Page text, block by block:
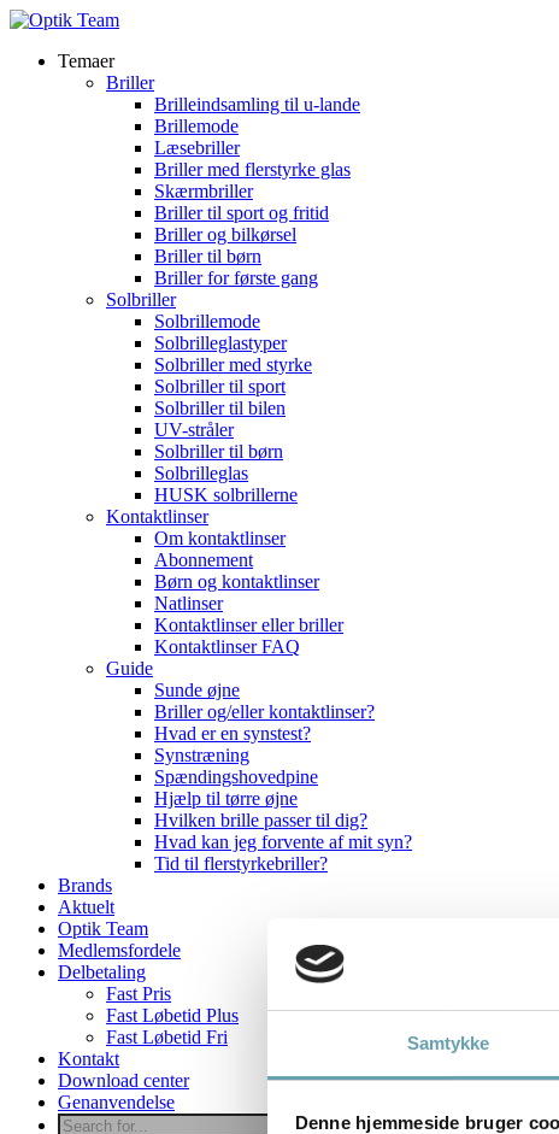
Samtykke
Denne hjemmeside bruger
Temaer
Briller
Brilleindsamling til u-lande
Brillemode
Læsebriller
Briller med flerstyrke glas
Skærmbriller
Briller til sport og fritid
Briller og bilkørsel
Briller til børn
Briller for første gang
Solbriller
Solbrillemode
Solbrilleglastyper
Solbriller med styrke
Solbriller til sport
Solbriller til bilen
UV-stråler
Solbriller til børn
Solbrilleglas
HUSK solbrillerne
Kontaktlinser
Om kontaktlinser
Abonnement
Børn og kontaktlinser
Natlinser
Kontaktlinser eller briller
Kontaktlinser FAQ
Guide
Sunde øjne
Briller og/eller kontaktlinser?
Hvad er en synstest?
Synstræning
Spændingshovedpine
Hjælp til tørre øjne
Hvilken brille passer til dig?
Hvad kan jeg forvente af mit syn?
Tid til flerstyrkebriller?
Brands
Aktuelt
Optik Team
Medlemsfordele
Delbetaling
Fast Pris
Fast Løbetid Plus
Fast Løbetid Fri
Kontakt
Download center
Genanvendelse